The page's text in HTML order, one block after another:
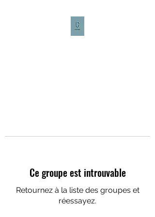
Ce groupe est introuvable
Retournez à la liste des groupes et
réessayez.